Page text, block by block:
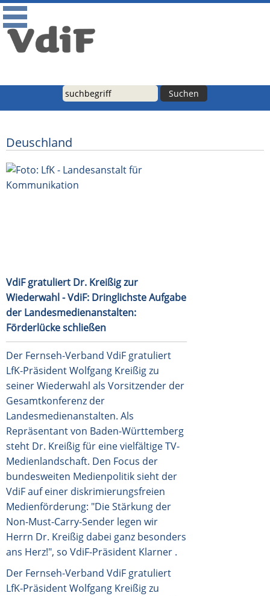
Verband für digitales broadcast und internetbasiertes
Fernsehen
Deuschland
VdiF gratuliert Dr. Kreißig zur
Wiederwahl - VdiF: Dringlichste Aufgabe
VdiF gratuliert Dr. Kreißig zur
Wiederwahl - VdiF: Dringlichste Aufgabe
der Landesmedienanstalten:
Förderlücke schließen
Der Fernseh-Verband VdiF gratuliert
LfK-Präsident Wolfgang Kreißig zu
seiner Wiederwahl als Vorsitzender der
Gesamtkonferenz der
Landesmedienanstalten. Als
Repräsentant von Baden-Württemberg
steht Dr. Kreißig für eine vielfältige TV-
Medienlandschaft. Den Focus der
bundesweiten Medienpolitik sieht der
VdiF auf einer diskrimierungsfreien
Medienförderung: "Die Stärkung der
Non-Must-Carry-Sender legen wir
Herrn Dr. Kreißig dabei ganz besonders
ans Herz!", so VdiF-Präsident Klarner .
Der Fernseh-Verband VdiF gratuliert
LfK-Präsident Wolfgang Kreißig zu